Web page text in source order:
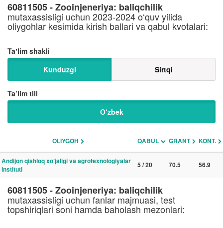
60811505 - Zooinjeneriya: baliqchilik
mutaxassisligi uchun 2023-2024 o‘quv yilida
oliygohlar kesimida kirish ballari va qabul kvotalari:
Taʼlim shakli
Kunduzgi
Sirtqi
Ta’lim tili
O‘zbek
OLIYGOH QABUL GRANT KONT.
Andijon qishloq xo‘jaligi va agrotexnologiyalar
instituti
5 / 20 70.5 56.9
60811505 - Zooinjeneriya: baliqchilik
mutaxassisligi uchun fanlar majmuasi, test
topshiriqlari soni hamda baholash mezonlari: